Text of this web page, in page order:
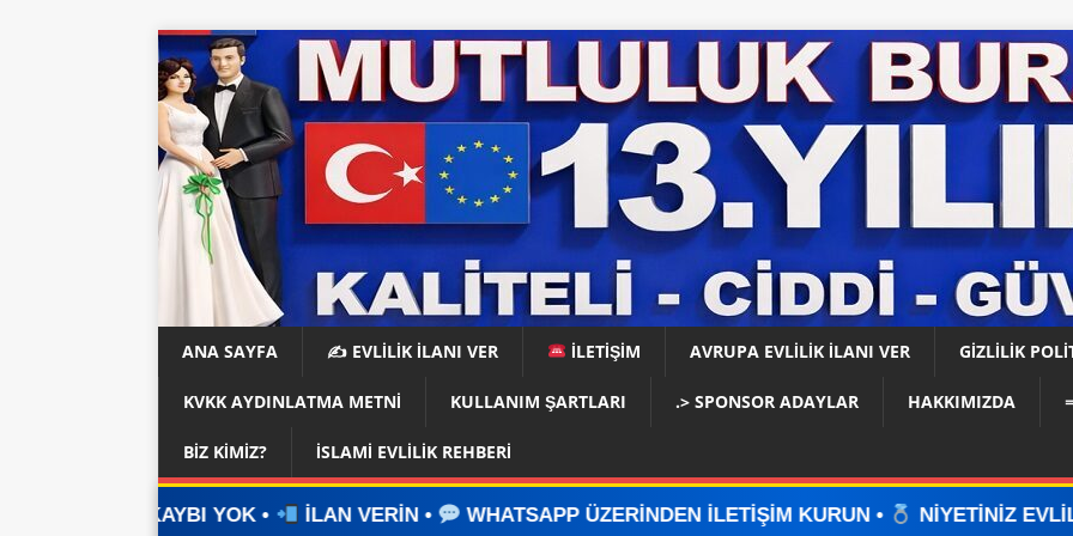
ANA SAYFA ✍️ EVLİLİK İLANI VER İLETİŞİM AVRUPA EVLİLİK İLANI VER GIZLILIK
KVKK AYDINLATMA METNI KULLANIM ŞARTLARI .> SPONSOR ADAYLAR HAKKIMIZDA
BIZ KIMIZ? İSLAMI EVLILIK REHBERI
İLAN VERİN • WHATSAPP ÜZERİNDEN İLETİŞİM KURUN • NİYETİNİZ EVLİLİKSE, DOĞRU